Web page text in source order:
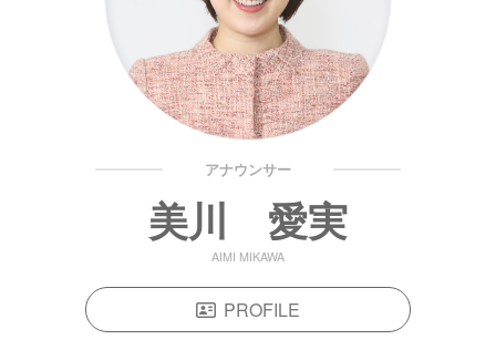
アナウンサー
美川 愛実
AIMI MIKAWA
PROFILE